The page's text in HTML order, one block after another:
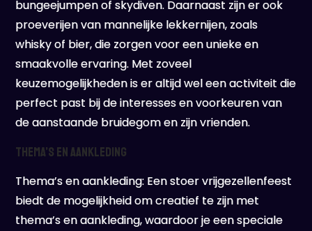
bungeejumpen of skydiven. Daarnaast zijn er ook
proeverijen van mannelijke lekkernijen, zoals
whisky of bier, die zorgen voor een unieke en
smaakvolle ervaring. Met zoveel
keuzemogelijkheden is er altijd wel een activiteit die
perfect past bij de interesses en voorkeuren van
de aanstaande bruidegom en zijn vrienden.
Thema’s en aankleding
Thema’s en aankleding: Een stoer vrijgezellenfeest
biedt de mogelijkheid om creatief te zijn met
thema’s en aankleding, waardoor je een speciale